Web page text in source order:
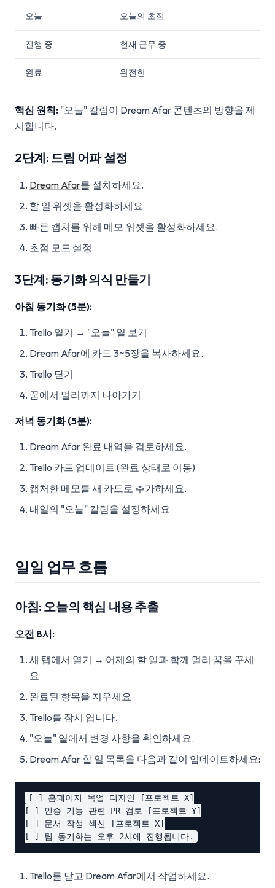
오늘 오늘의 초점
진행 중 현재 근무 중
완료 완전한
핵심 원칙: "오늘" 칼럼이 Dream Afar 콘텐츠의 방향을 제
시합니다.
2단계: 드림 어파 설정
Dream Afar를 설치하세요.
할 일 위젯을 활성화하세요
빠른 캡처를 위해 메모 위젯을 활성화하세요.
초점 모드 설정
3단계: 동기화 의식 만들기
아침 동기화 (5분):
Trello 열기 → "오늘" 열 보기
Dream Afar에 카드 3~5장을 복사하세요.
Trello 닫기
꿈에서 멀리까지 나아가기
저녁 동기화 (5분):
Dream Afar 완료 내역을 검토하세요.
Trello 카드 업데이트 (완료 상태로 이동)
캡처한 메모를 새 카드로 추가하세요.
내일의 "오늘" 칼럼을 설정하세요
일일 업무 흐름
아침: 오늘의 핵심 내용 추출
오전 8시:
새 탭에서 열기 → 어제의 할 일과 함께 멀리 꿈을 꾸세
요
완료된 항목을 지우세요
Trello를 잠시 엽니다.
"오늘" 열에서 변경 사항을 확인하세요.
Dream Afar 할 일 목록을 다음과 같이 업데이트하세요:
[ ] 홈페이지 목업 디자인 [프로젝트 X]
[ ] 인증 기능 관련 PR 검토 [프로젝트 Y]
[ ] 문서 작성 섹션 [프로젝트 X]
Trello를 닫고 Dream Afar에서 작업하세요.